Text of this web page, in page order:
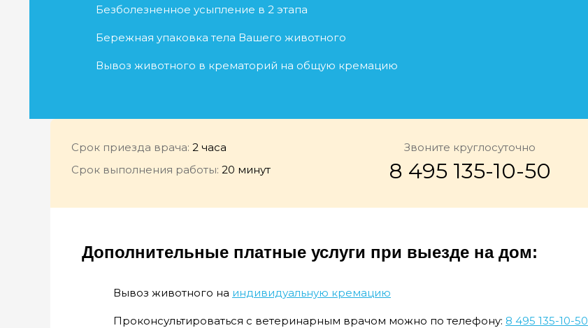
Безболезненное усыпление в 2 этапа
Бережная упаковка тела Вашего животного
Вывоз животного в крематорий на общую кремацию
Срок приезда врача: 2 часа
Срок выполнения работы: 20 минут
Звоните круглосуточно
8 495 135-10-50
Дополнительные платные услуги при выезде на дом:
Вывоз животного на индивидуальную кремацию
Проконсультироваться с ветеринарным врачом можно по телефону: 8 495 135-10-50